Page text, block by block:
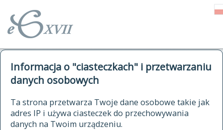
Informacja o "ciasteczkach" i przetwarzaniu
danych osobowych
Ta strona przetwarza Twoje dane osobowe takie jak
adres IP i używa ciasteczek do przechowywania
danych na Twoim urządzeniu.
autorzy Słownika
historia
publikacje
źródła
kwerendy
jak cytować Słownik
ELEKTRONICZNY SŁOWNIK
JĘZYKA POLSKIEGO